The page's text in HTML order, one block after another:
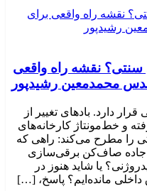
نقشه راه واقعی
محمدمعین رشیدپور
دارد. بادهای تغییر از
و خط‌مونتاژ کارخانه‌های
را مطرح می‌کند: راهی که
جاده صاف‌کن برقی‌سازی
یا شاید هنوز در
داخلی مانده‌ایم؟ پاسخ، […]